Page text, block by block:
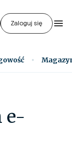
Zaloguj się
e-